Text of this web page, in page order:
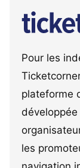
Pour les
plateforme
les